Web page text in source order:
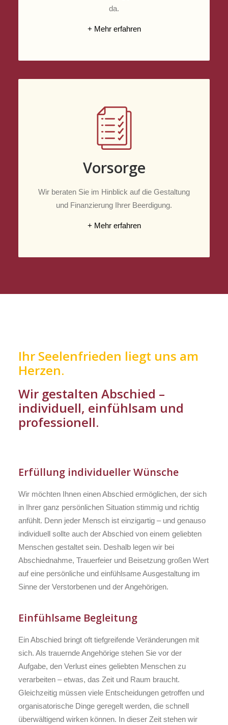
da.
+ Mehr erfahren
Vorsorge
Wir beraten Sie im Hinblick auf die Gestaltung
und Finanzierung Ihrer Beerdigung.
+ Mehr erfahren
Ihr Seelenfrieden liegt uns am
Herzen.
Wir gestalten Abschied –
individuell, einfühlsam und
professionell.
Erfüllung individueller Wünsche
Wir möchten Ihnen einen Abschied ermöglichen, der sich
in Ihrer ganz persönlichen Situation stimmig und richtig
anfühlt. Denn jeder Mensch ist einzigartig – und genauso
individuell sollte auch der Abschied von einem geliebten
Menschen gestaltet sein. Deshalb legen wir bei
Abschiednahme, Trauerfeier und Beisetzung großen Wert
auf eine persönliche und einfühlsame Ausgestaltung im
Sinne der Verstorbenen und der Angehörigen.
Einfühlsame Begleitung
Ein Abschied bringt oft tiefgreifende Veränderungen mit
sich. Als trauernde Angehörige stehen Sie vor der
Aufgabe, den Verlust eines geliebten Menschen zu
verarbeiten – etwas, das Zeit und Raum braucht.
Gleichzeitig müssen viele Entscheidungen getroffen und
organisatorische Dinge geregelt werden, die schnell
überwältigend wirken können. In dieser Zeit stehen wir